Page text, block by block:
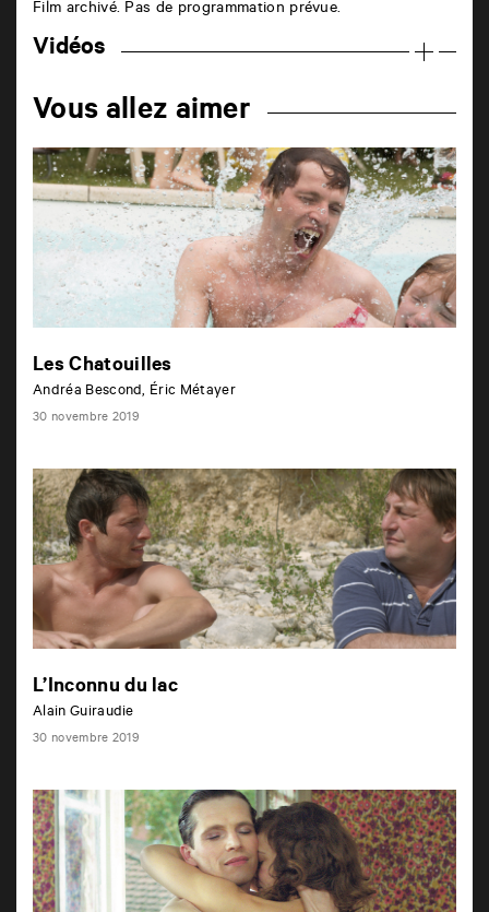
Film archivé. Pas de programmation prévue.
Vidéos
Vous allez aimer
Les Chatouilles
Andréa Bescond, Éric Métayer
30 novembre 2019
L’Inconnu du lac
Alain Guiraudie
30 novembre 2019